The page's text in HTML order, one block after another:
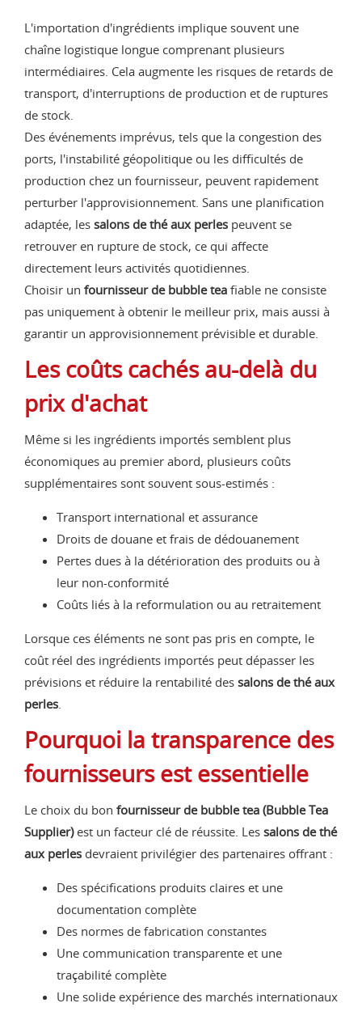
L'importation d'ingrédients implique souvent une
chaîne logistique longue comprenant plusieurs
intermédiaires. Cela augmente les risques de retards de
transport, d'interruptions de production et de ruptures
de stock.
Des événements imprévus, tels que la congestion des
ports, l'instabilité géopolitique ou les difficultés de
production chez un fournisseur, peuvent rapidement
perturber l'approvisionnement. Sans une planification
adaptée, les salons de thé aux perles peuvent se
retrouver en rupture de stock, ce qui affecte
directement leurs activités quotidiennes.
Choisir un fournisseur de bubble tea fiable ne consiste
pas uniquement à obtenir le meilleur prix, mais aussi à
garantir un approvisionnement prévisible et durable.
Les coûts cachés au-delà du
prix d'achat
Même si les ingrédients importés semblent plus
économiques au premier abord, plusieurs coûts
supplémentaires sont souvent sous-estimés :
Transport international et assurance
Droits de douane et frais de dédouanement
Pertes dues à la détérioration des produits ou à
leur non-conformité
Coûts liés à la reformulation ou au retraitement
Lorsque ces éléments ne sont pas pris en compte, le
coût réel des ingrédients importés peut dépasser les
prévisions et réduire la rentabilité des salons de thé aux
perles
Pourquoi la transparence des
fournisseurs est essentielle
Le choix du bon fournisseur de bubble tea (Bubble Tea
Supplier)est un facteur clé de réussite. Les salons de thé
aux perles devraient privilégier des partenaires offrant :
Des spécifications produits claires et une
documentation complète
Des normes de fabrication constantes
Une communication transparente et une
traçabilité complète
Une solide expérience des marchés internationaux